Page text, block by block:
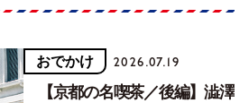
おでかけ 2026.07.19
【京都の名喫茶／後編】澁澤